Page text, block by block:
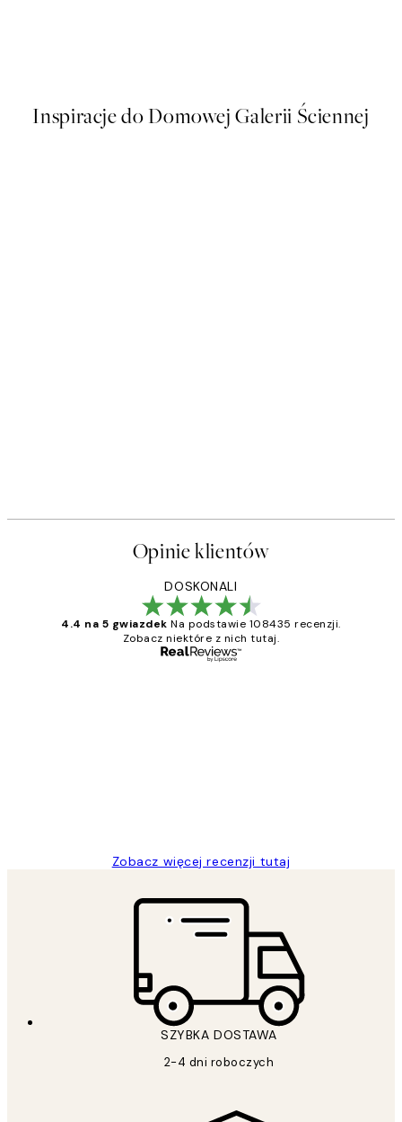
Inspiracje do Domowej Galerii Ściennej
Opinie klientów
DOSKONALI
4.4 na 5 gwiazdek Na podstawie 108435 recenzji.
Zobacz niektóre z nich tutaj.
Zobacz więcej recenzji tutaj
SZYBKA DOSTAWA
2-4 dni roboczych